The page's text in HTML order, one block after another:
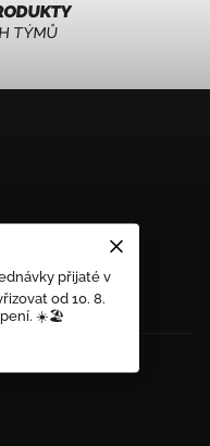
přijaté v
od 10. 8.
☀️🏖️
TÝMŮ